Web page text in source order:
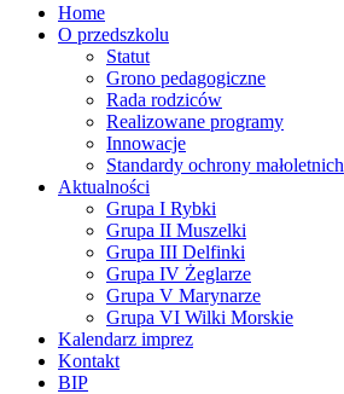
Home
O przedszkolu
Statut
Grono pedagogiczne
Rada rodziców
Realizowane programy
Innowacje
Standardy ochrony małoletnich
Aktualności
Grupa I Rybki
Grupa II Muszelki
Grupa III Delfinki
Grupa IV Żeglarze
Grupa V Marynarze
Grupa VI Wilki Morskie
Kalendarz imprez
Kontakt
BIP